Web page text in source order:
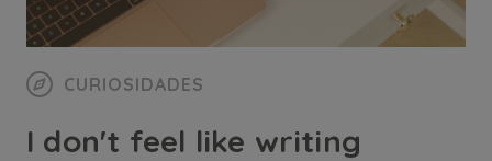
CURIOSIDADES
I don't feel like writing